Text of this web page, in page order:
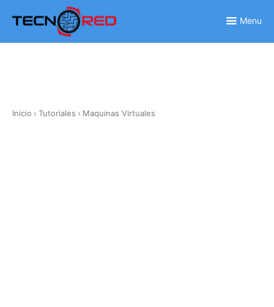
content
Menu
Inicio › Tutoriales › Maquinas Virtuales